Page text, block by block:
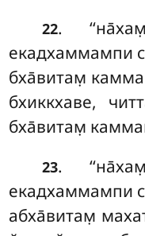
22.
екадхаммампи
бха̄витам̣
бхиккхаве,
бха̄витам̣
23. ‘‘на̄хам̣
екадхаммампи
абха̄витам̣